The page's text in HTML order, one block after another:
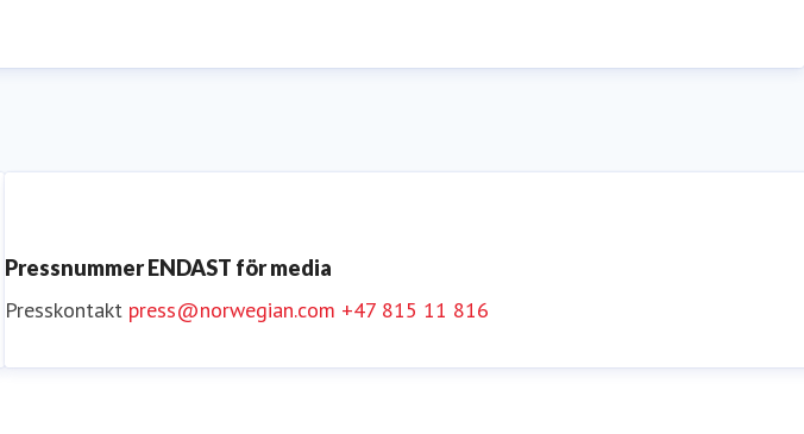
Pressnummer ENDAST för media
Presskontakt press@norwegian.com +47 815 11 816